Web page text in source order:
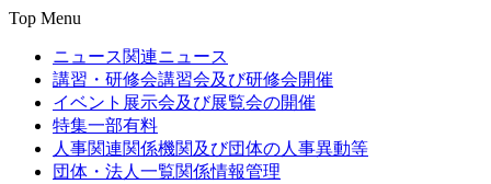
Top Menu
ニュース関連ニュース
講習・研修会講習会及び研修会開催
イベント 展示会及び展覧会の開催
特集一部有料
人事関連関係機関及び団体の人事異動等
団体・法人一覧関係情報管理